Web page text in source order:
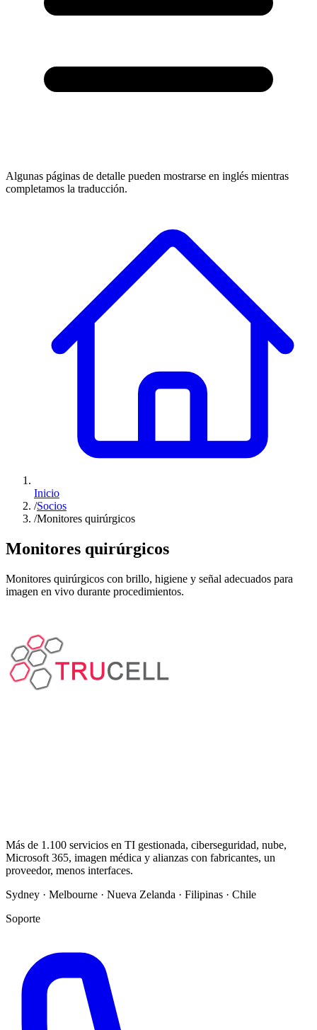
Algunas páginas de detalle pueden mostrarse en inglés mientras
completamos la traducción.
Inicio
/Socios
/Monitores quirúrgicos
Monitores quirúrgicos
Monitores quirúrgicos con brillo, higiene y señal adecuados para
imagen en vivo durante procedimientos.
Más de 1.100 servicios en TI gestionada, ciberseguridad, nube,
Microsoft 365, imagen médica y alianzas con fabricantes, un
proveedor, menos interfaces.
Sydney · Melbourne · Nueva Zelanda · Filipinas · Chile
Soporte